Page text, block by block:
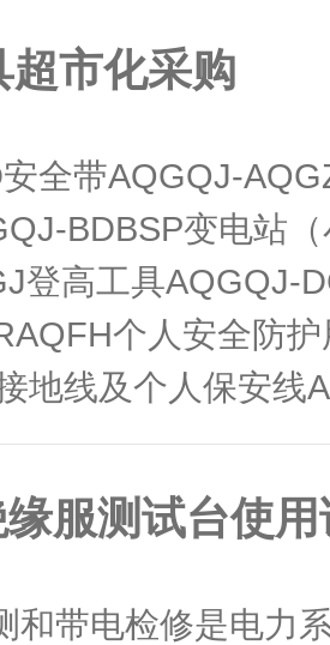
超市化采购
全带AQGQJ-
BDBSP变电站
登高工具AQGQJ-
个人安全防
地线及个人保安线
服测试台使
和带电检修是电力